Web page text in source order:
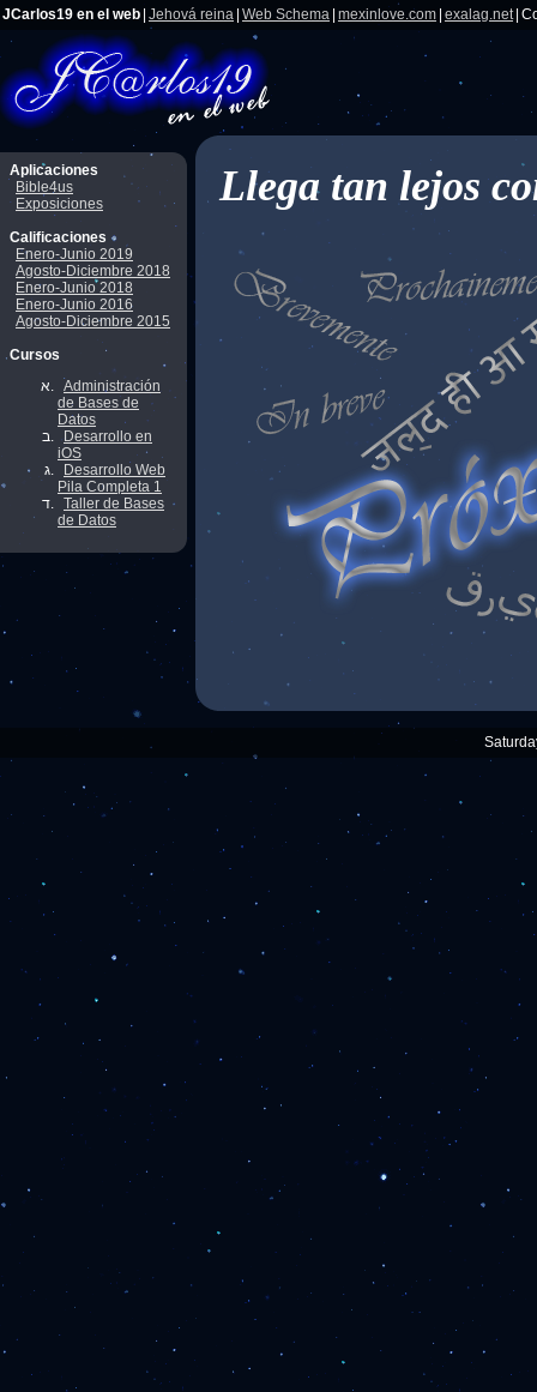
JCarlos19 en el web Jehová reina Web Schema mexinlove.com exalag.net
Aplicaciones
Bible4us
Exposiciones
Calificaciones
Enero-Junio 2019
Agosto-Diciembre 2018
Enero-Junio 2018
Enero-Junio 2016
Agosto-Diciembre 2015
Cursos
Administración
de Bases de
Datos
Desarrollo en
iOS
Desarrollo Web
Pila Completa 1
Taller de Bases
de Datos
Llega tan lejos